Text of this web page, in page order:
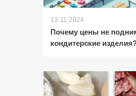
13.11.2024
Почему цены не
кондитерские